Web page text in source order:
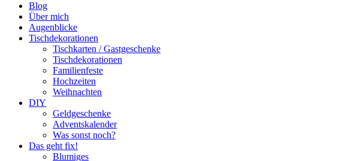
Blog
Über mich
Augenblicke
Tischdekorationen
Tischkarten / Gastgeschenke
Tischdekorationen
Familienfeste
Hochzeiten
Weihnachten
DIY
Geldgeschenke
Adventskalender
Was sonst noch?
Das geht fix!
Blumiges